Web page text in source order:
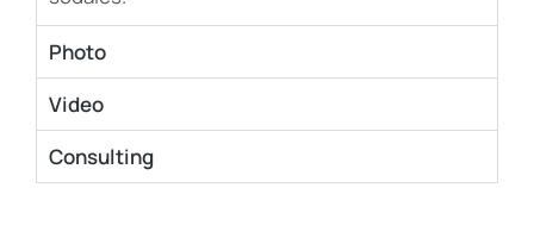
Photo
Video
Consulting